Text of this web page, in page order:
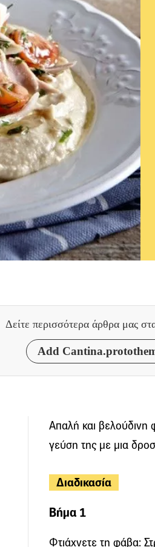
Δείτε περισσότερα άρθρα μας
Add
Απαλή και βελούδινη
γεύση της με μια
Διαδικασία
Βήμα 1
Φτιάχνετε τη φάβα: